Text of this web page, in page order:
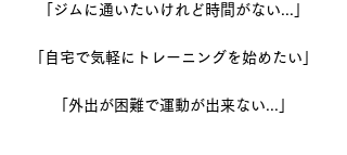
「ジムに通いたいけれど時間がない...」
「自宅で気軽にトレーニングを始めたい」
「外出が困難で運動が出来ない...」